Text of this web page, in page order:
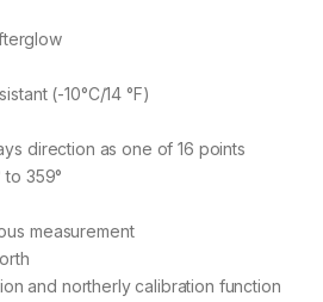
(-10°C/14 °F)
direction as one of 16 points
to 359°
measurement
and northerly calibration function